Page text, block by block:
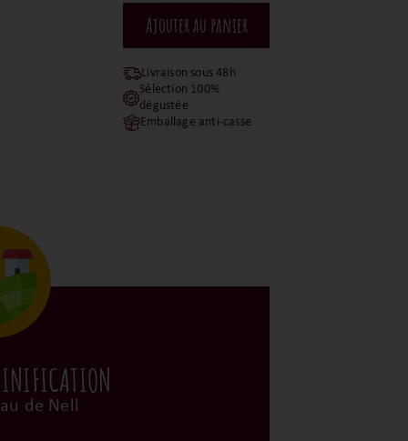
Livraison sous 48h
Sélection 100%
dégustée
Emballage anti-casse
de Nell